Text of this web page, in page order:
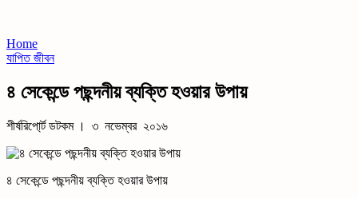
Home
যাপিত জীবন
৪ সেকেন্ডে পছন্দনীয় ব্যক্তি হওয়ার উপায়
শীর্ষরিপো্র্ট ডটকম । ৩ নভেম্বর ২০১৬
৪ সেকেন্ডে পছন্দনীয় ব্যক্তি হওয়ার উপায়